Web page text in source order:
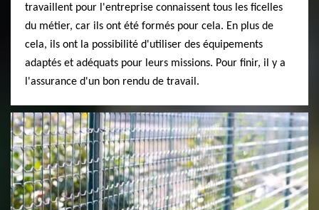
travaillent pour l'entreprise connaissent tous les ficelles
du métier, car ils ont été formés pour cela. En plus de
cela, ils ont la possibilité d'utiliser des équipements
adaptés et adéquats pour leurs missions. Pour finir, il y a
l'assurance d'un bon rendu de travail.